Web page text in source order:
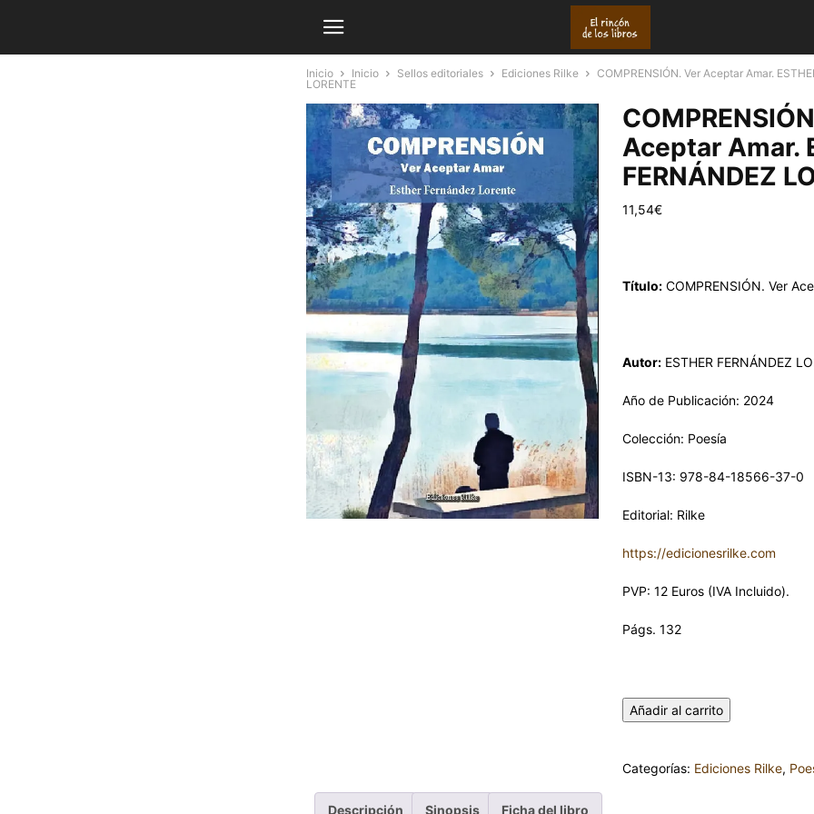
Inicio Inicio Sellos editoriales Ediciones Rilke
COMPRENSIÓN. Ver Aceptar Amar.
LORENTE
Aceptar Amar.
FERNÁNDEZ
11,54€
Título: COMPRENSIÓN. Ver
Autor: ESTHER FERNÁNDEZ
Año de Publicación: 2024
Colección: Poesía
ISBN-13: 978-84-18566-37-0
Editorial: Rilke
https://edicionesrilke.com
PVP: 12 Euros (IVA Incluido).
Págs. 132
Añadir al carrito
Categorías: Ediciones Rilke,
Descripción Sinopsis Ficha del libro